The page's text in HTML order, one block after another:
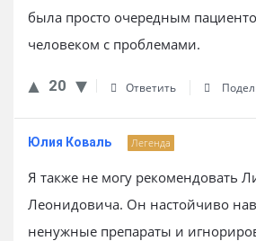
была просто очередным
человеком с проблемами.
20 Ответить
Юлия Коваль Легенда
Я также не могу рекомендовать
Леонидовича. Он настойчиво
ненужные препараты и